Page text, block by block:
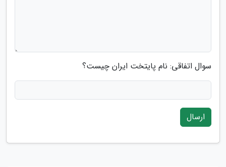
سوال اتفاقی: نام پایتخت ایران چیست؟
ارسال